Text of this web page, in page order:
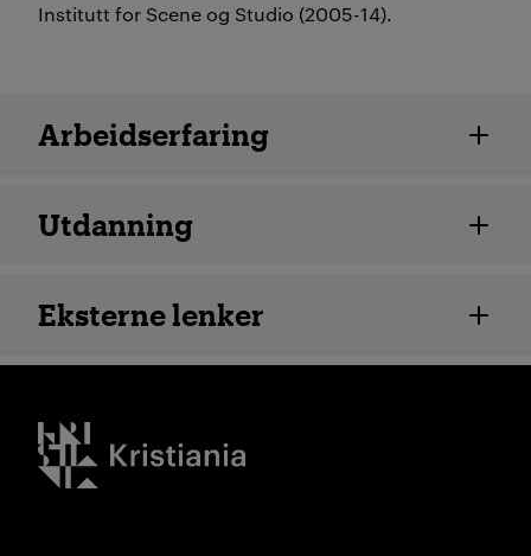
Institutt for Scene og Studio (2005-14).
Ansatte detaljer
Arbeidserfaring
Utdanning
Eksterne lenker
Kristiania logo